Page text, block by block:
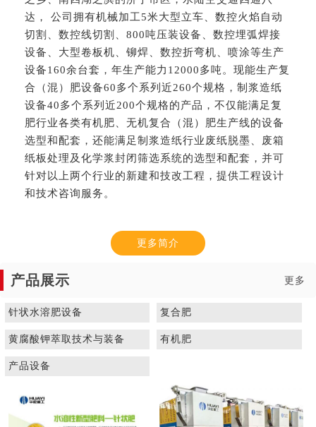
达， 公司拥有机械加工5米大型立车、数控火焰自动
切割、数控线切割、800吨压装设备、数控埋弧焊接
设备、大型卷板机、铆焊、数控折弯机、喷涂等生产
设备160余台套，年生产能力12000多吨。现能生产复
合（混）肥设备60多个系列近260个规格，制浆造纸
设备40多个系列近200个规格的产品，不仅能满足复
肥行业各类有机肥、无机复合（混）肥生产线的设备
选型和配套，还能满足制浆造纸行业废纸脱墨、废箱
纸板处理及化学浆封闭筛选系统的选型和配套，并可
针对以上两个行业的新建和技改工程，提供工程设计
和技术咨询服务。
更多简介
产品展示 更多
针状水溶肥设备 复合肥
黄腐酸钾萃取技术与装备 有机肥
产品设备